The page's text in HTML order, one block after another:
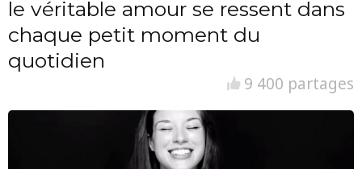
le véritable amour se ressent dans
chaque petit moment du
quotidien
9 400 partages